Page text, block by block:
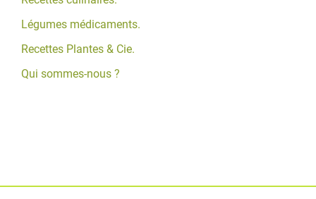
Légumes médicaments.
Recettes Plantes & Cie.
Qui sommes-nous ?